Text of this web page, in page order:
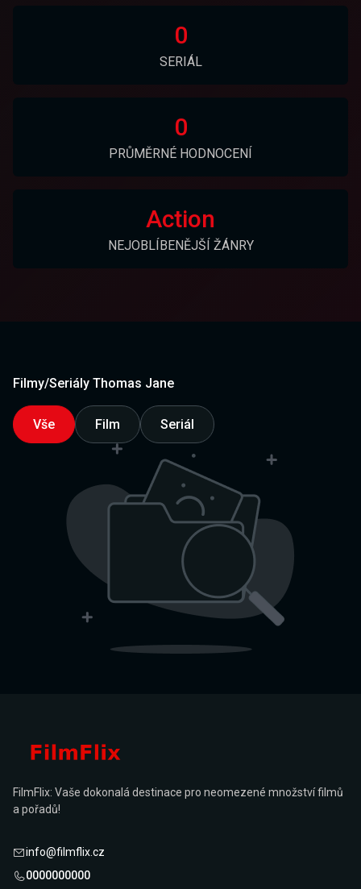
0
SERIÁL
0
PRŮMĚRNÉ HODNOCENÍ
Action
NEJOBLÍBENĚJŠÍ ŽÁNRY
Filmy/Seriály Thomas Jane
Vše Film Seriál
FilmFlix: Vaše dokonalá destinace pro neomezené množství filmů
a pořadů!
info@filmflix.cz
0000000000